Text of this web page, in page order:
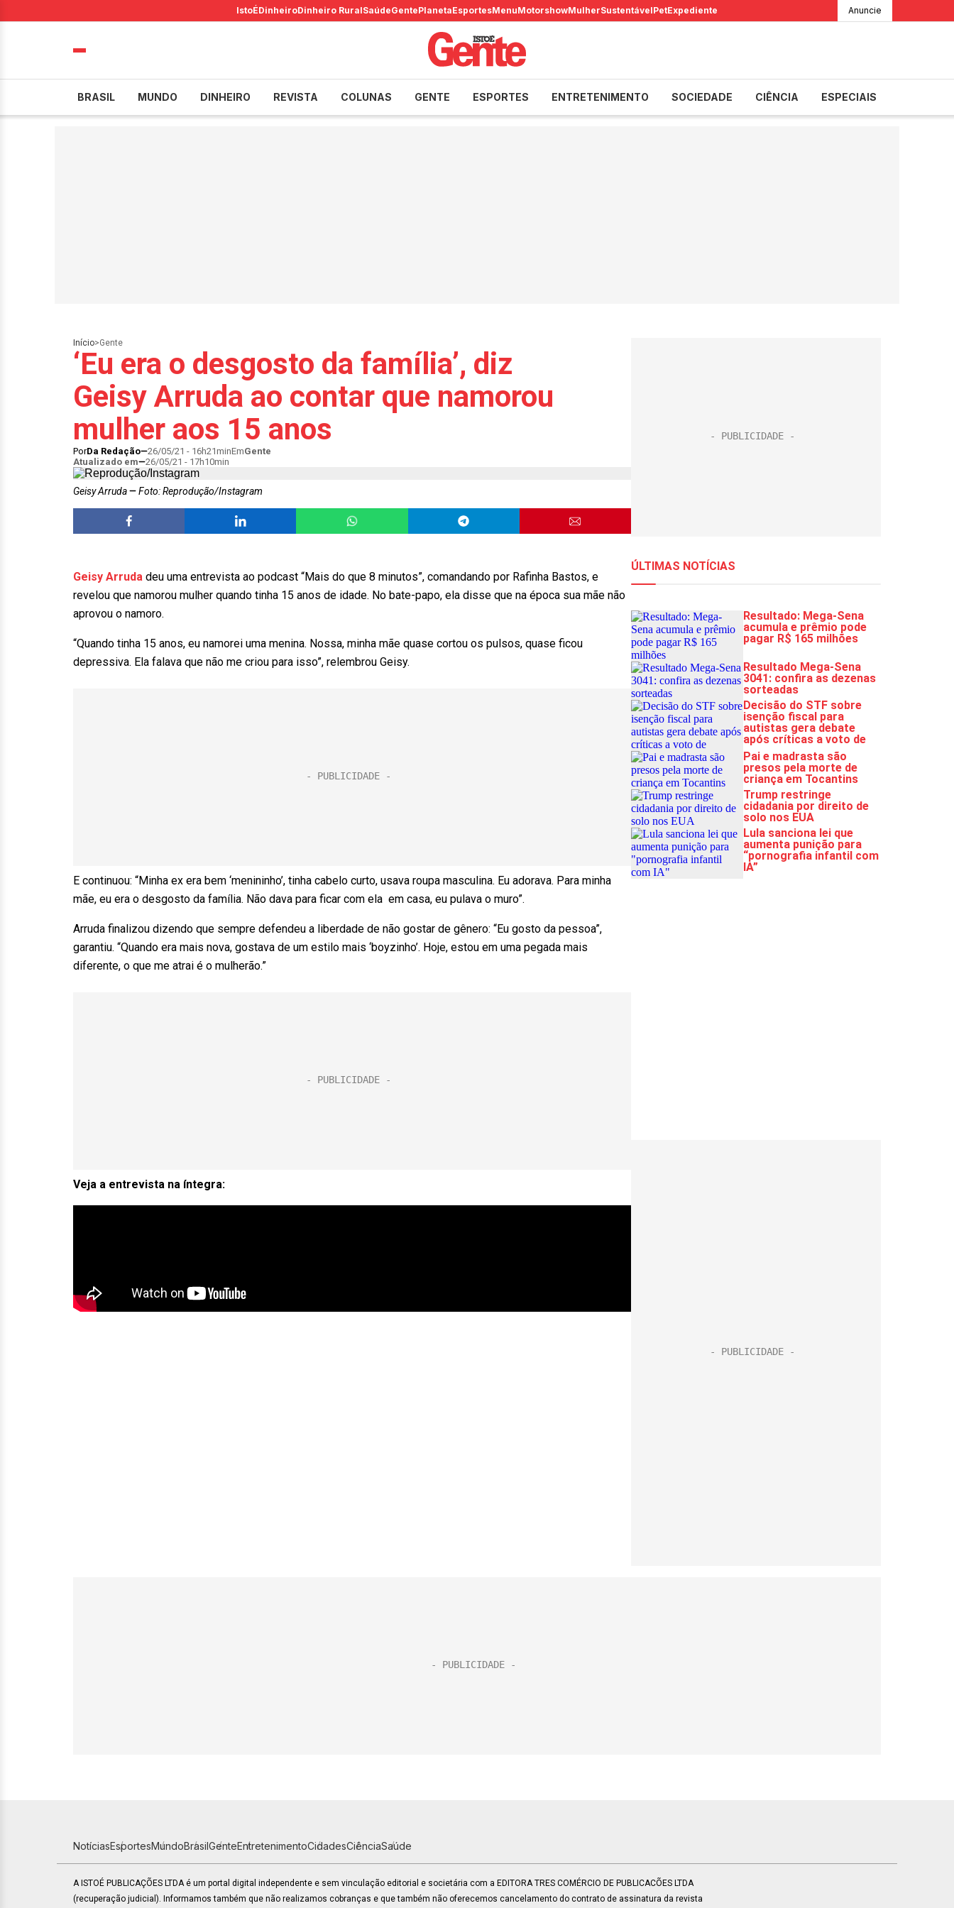
IstoÉDinheiroDinheiro RuralSaúdeGentePlanetaEsportesMenuMotorshowMulherSustentávelPetExpediente Anuncie
BRASIL MUNDO DINHEIRO REVISTA COLUNAS GENTE ESPORTES ENTRETENIMENTO SOCIEDADE CIÊNCIA ESPECIAIS
Início>Gente
‘Eu era o desgosto da família’, diz
Geisy Arruda ao contar que namorou
mulher aos 15 anos
PorDa Redação 26/05/21 - 16h21minEmGente
Atualizado em
26/05/21 - 17h10min
Geisy Arruda Foto: Reprodução/Instagram
Geisy Arruda deu uma entrevista ao podcast “Mais do que 8 minutos”, comandando por Rafinha Bastos, e
revelou que namorou mulher quando tinha 15 anos de idade. No bate-papo, ela disse que na época sua mãe não
aprovou o namoro.
“Quando tinha 15 anos, eu namorei uma menina. Nossa, minha mãe quase cortou os pulsos, quase ficou
depressiva. Ela falava que não me criou para isso”, relembrou Geisy.
E continuou: “Minha ex era bem ‘menininho’, tinha cabelo curto, usava roupa masculina. Eu adorava. Para minha
mãe, eu era o desgosto da família. Não dava para ficar com ela em casa, eu pulava o muro”.
Arruda finalizou dizendo que sempre defendeu a liberdade de não gostar de gênero: “Eu gosto da pessoa”,
garantiu. “Quando era mais nova, gostava de um estilo mais ‘boyzinho’. Hoje, estou em uma pegada mais
diferente, o que me atrai é o mulherão.”
Veja a entrevista na íntegra:
NotíciasEsportesMundoBrasilGenteEntretenimentoCidadesCiênciaSaúde
A ISTOÉ PUBLICAÇÕES LTDA é um portal digital independente e sem vinculação editorial e societária com a EDITORA TRES COMÉRCIO DE PUBLICACÕES LTDA
(recuperação judicial). Informamos também que não realizamos cobranças e que também não oferecemos cancelamento do contrato de assinatura da revista